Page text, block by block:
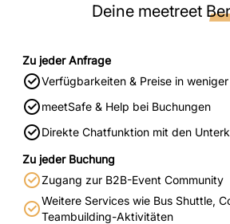
Deine meetreet
Zu jeder Anfrage
Verfügbarkeiten & Preise in
meetSafe & Help bei Buchungen
Direkte Chatfunktion mit den
Zu jeder Buchung
Zugang zur B2B-Event Community
Weitere Services wie Bus Shuttle,
Teambuilding-Aktivitäten